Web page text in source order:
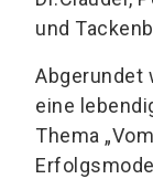
und
Abgerundet
eine
Thema